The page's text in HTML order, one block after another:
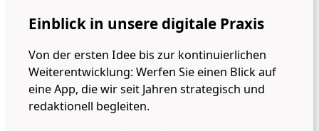
Einblick in unsere digitale Praxis
Von der ersten Idee bis zur kontinuierlichen
Weiterentwicklung: Werfen Sie einen Blick auf
eine App, die wir seit Jahren strategisch und
redaktionell begleiten.